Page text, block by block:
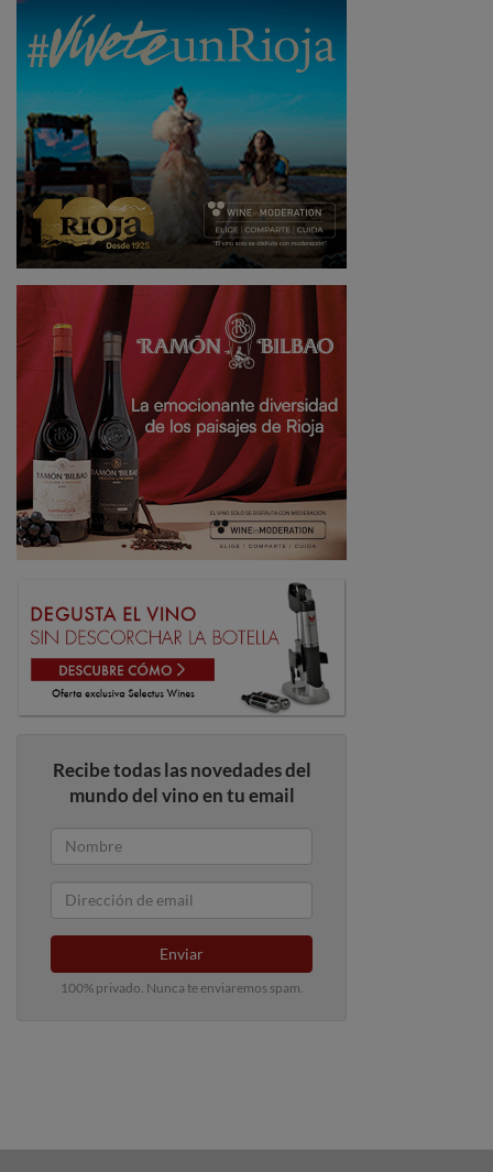
Recibe todas las novedades del
mundo del vino en tu email
Enviar
100% privado. Nunca te enviaremos spam.